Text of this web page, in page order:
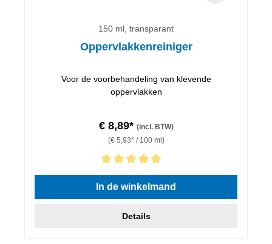
150 ml, transparant
Oppervlakkenreiniger
Voor de voorbehandeling van klevende
oppervlakken
€ 8,89* (incl. BTW)
(€ 5,93* / 100 ml)
Gemiddelde waardering van 5 van 5 sterren
In de winkelmand
Details